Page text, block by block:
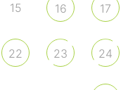
15 16 17
22 23 24